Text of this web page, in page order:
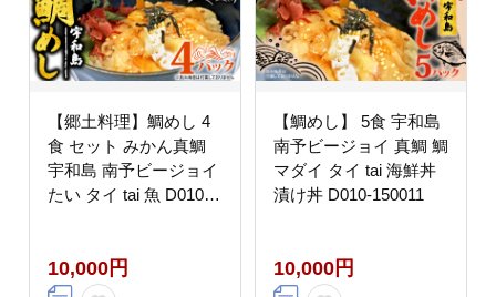
【郷土料理】鯛めし 4
食 セット みかん真鯛
宇和島 南予ビージョイ
たい タイ tai 魚 D010-
10,000円
【鯛めし】 5食 宇和島
南予ビージョイ 真鯛 鯛
マダイ タイ tai 海鮮丼
漬け丼 D010-150011
10,000円